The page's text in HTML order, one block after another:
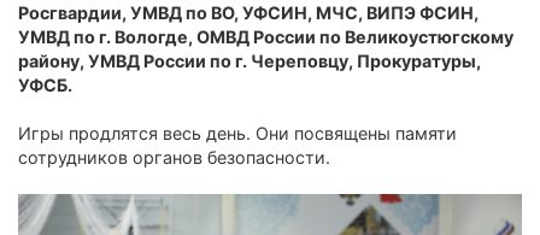
Росгвардии, УМВД по ВО, УФСИН, МЧС, ВИПЭ ФСИН,
УМВД по г. Вологде, ОМВД России по Великоустюгскому
району, УМВД России по г. Череповцу, Прокуратуры,
УФСБ.
Игры продлятся весь день. Они посвящены памяти
сотрудников органов безопасности.